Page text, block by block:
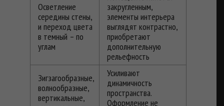
Осветление
середины стены,
и переход цвета
в темный – по
углам
закругленным,
элементы интерьера
выглядят контрастно,
приобретают
дополнительную
рельефность
Зигзагообразные,
волнообразные,
вертикальные,
Усиливают
динамичность
пространства.
Оформление не